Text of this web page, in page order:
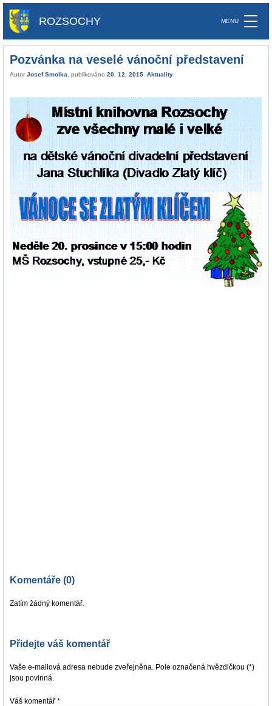
ROZSOCHY
Pozvánka na veselé vánoční představení
Autor Josef Smolka , publikováno 20. 12. 2015 Aktuality
Komentáře (0)
Zatím žádný komentář.
Přidejte váš komentář
Vaše e-mailová adresa nebude zveřejněna. Pole označená hvězdičkou (*)
jsou povinná.
Váš komentář *